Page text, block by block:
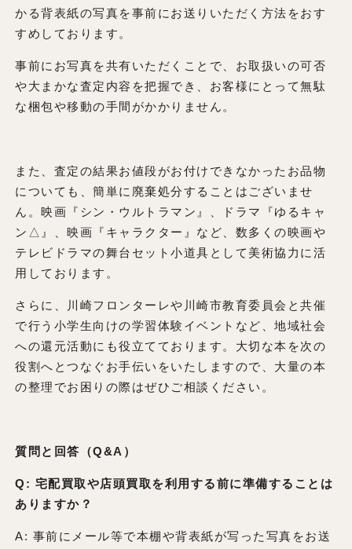
かる背表紙の写真を事前にお送りいただく方法をおす
すめしております。
事前にお写真を共有いただくことで、お取扱いの可否
や大まかな査定内容を把握でき、お客様にとって無駄
な梱包や移動の手間がかかりません。
また、査定の結果お値段がお付けできなかったお品物
についても、簡単に廃棄処分することはございませ
ん。映画『シン・ウルトラマン』、ドラマ『ゆるキャ
ン△』、映画『キャラクター』など、数多くの映画や
テレビドラマの舞台セット小道具として美術協力に活
用しております。
さらに、川崎フロンターレや川崎市教育委員会と共催
で行う小学生向けの学習体験イベントなど、地域社会
への還元活動にも役立てております。大切な本を次の
役割へとつなぐお手伝いをいたしますので、大量の本
の整理でお困りの際はぜひご相談ください。
質問と回答（Q&A）
Q: 宅配買取や店頭買取を利用する前に準備することは
ありますか？
A: 事前にメール等で本棚や背表紙が写った写真をお送